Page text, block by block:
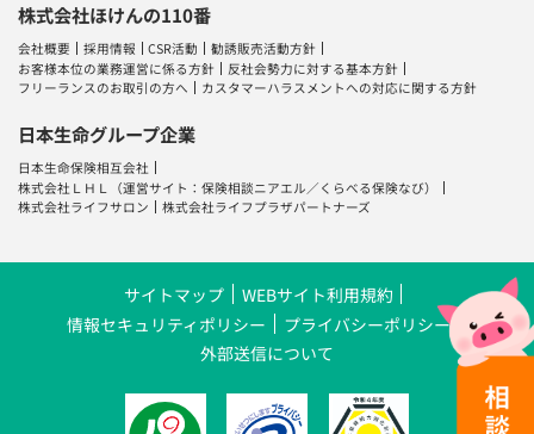
株式会社ほけんの110番
会社概要 採用情報 CSR活動
勧誘販売活動方針
お客様本位の業務運営に係る方針
反社会勢力に対する基本方針
フリーランスのお取引の方へ
カスタマーハラスメントへの対応に関する方針
日本生命グループ企業
日本生命保険相互会社
株式会社ＬＨＬ
（運営サイト：保険相談ニアエル ／ くらべる保険なび）
株式会社ライフサロン
株式会社ライフプラザパートナーズ
サイトマップ
WEBサイト利用規約
情報セキュリティポリシー
プライバシーポリシー
外部送信について